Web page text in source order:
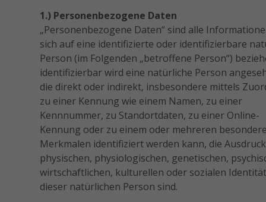
1.) Personenbezogene Daten
„Personenbezogene Daten“ sind alle
sich auf eine identifizierte oder identifizierbare
Person (im Folgenden „betroffene Person“)
identifizierbar wird eine natürliche Person
die direkt oder indirekt, insbesondere mittels
zu einer Kennung wie einem Namen, zu einer
Kennnummer, zu Standortdaten, zu einer Online-
Kennung oder zu einem oder mehreren
Merkmalen identifiziert werden kann, die
physischen, physiologischen, genetischen,
wirtschaftlichen, kulturellen oder sozialen
dieser natürlichen Person sind.